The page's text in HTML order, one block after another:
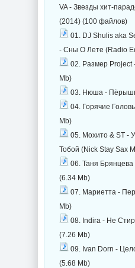
VA - Звезды хит-
(2014) (100 файлов)
01. DJ Shulis aka
- Сны О Лете (Radio
02. Размер Project
Mb)
03. Нюша -
04. Горячие
Mb)
05. Мохито & ST -
Тобой (Nick Stay Sax
06. Таня Брянцева
(6.34 Mb)
07. Мариетта -
Mb)
08. Indira - Не
(7.26 Mb)
09. Ivan Dorn -
(5.68 Mb)